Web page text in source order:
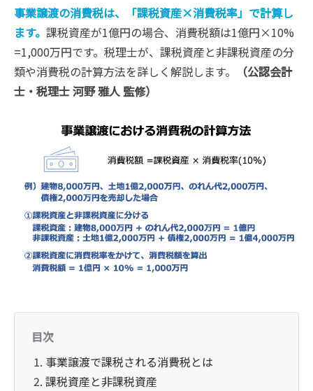
事業譲渡の消費税は、「課税資産×消費税率」で計算し
ます。 課税資産が1億円の場合、消費税額は1億円×10%
=1,000万円です。税理士が、課税資産と非課税資産の分
類や消費税の計算方法を詳しく解説します。
（公認会計
士・税理士 河野 雅人 監修）
目次
事業譲渡で課税される消費税とは
課税資産と非課税資産